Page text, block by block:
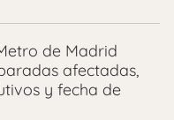
de Madrid
afectadas,
y fecha de